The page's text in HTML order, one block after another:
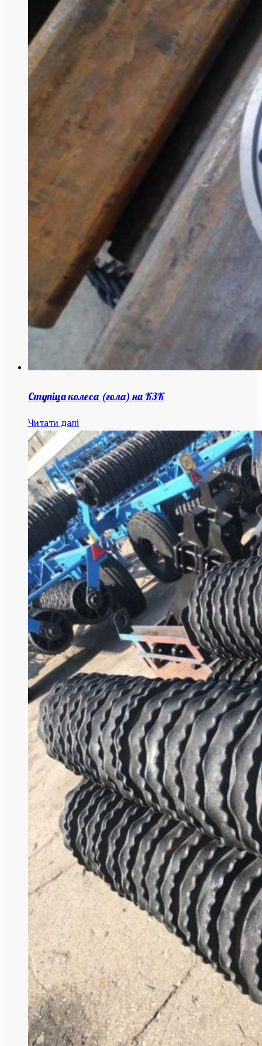
Ступіца колеса (гола) на КЗК
Читати далі